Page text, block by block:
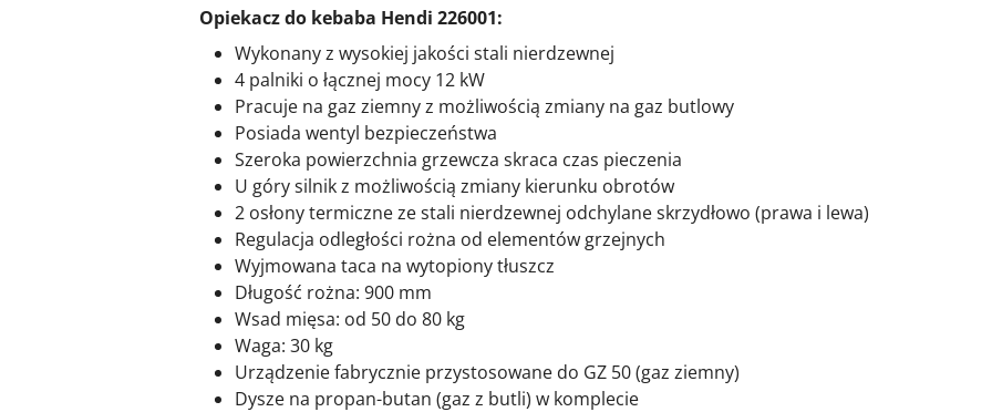
Opiekacz do kebaba Hendi 226001:
Wykonany z wysokiej jakości stali nierdzewnej
4 palniki o łącznej mocy 12 kW
Pracuje na gaz ziemny z możliwością zmiany na gaz butlowy
Posiada wentyl bezpieczeństwa
Szeroka powierzchnia grzewcza skraca czas pieczenia
U góry silnik z możliwością zmiany kierunku obrotów
2 osłony termiczne ze stali nierdzewnej odchylane skrzydłowo (prawa i lewa)
Regulacja odległości rożna od elementów grzejnych
Wyjmowana taca na wytopiony tłuszcz
Długość rożna: 900 mm
Wsad mięsa: od 50 do 80 kg
Waga: 30 kg
Urządzenie fabrycznie przystosowane do GZ 50 (gaz ziemny)
Dysze na propan-butan (gaz z butli) w komplecie